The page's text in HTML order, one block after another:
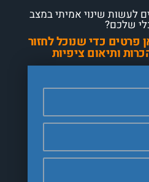
לעשות שינוי אמיתי במצב
שלכם?
כדי שנוכל לחזור
ותיאום ציפיות